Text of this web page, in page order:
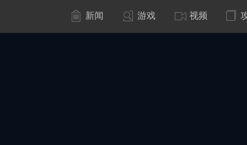
新闻 游戏 视频